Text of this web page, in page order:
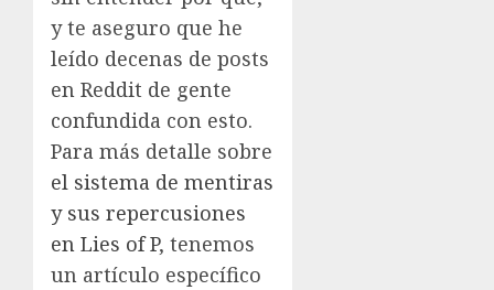
y te aseguro que he
leído decenas de posts
en Reddit de gente
confundida con esto.
Para más detalle sobre
el sistema de mentiras
y sus repercusiones
en Lies of P, tenemos
un artículo específico